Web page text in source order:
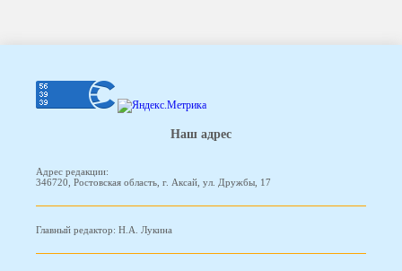
Наш адрес
Адрес редакции:
346720, Ростовская область, г. Аксай, ул. Дружбы, 17
Главный редактор: Н.А. Лукина